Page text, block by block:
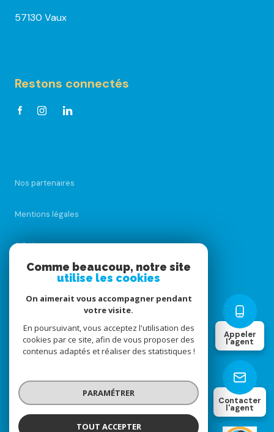
Appeler
l'agent
Contacter
l'agent
57130 Vaux
Restons connectés
Nos partenaires
Mentions légales
Admin
Nos honoraires
Cookies
© 2026 | Tous droits réservés
Réalisé par
Comme beaucoup, notre site
utilise les cookies
On aimerait vous accompagner pendant
votre visite.
En poursuivant, vous acceptez l'utilisation des
cookies par ce site, afin de vous proposer des
contenus adaptés et réaliser des statistiques !
PARAMÉTRER
TOUT ACCEPTER